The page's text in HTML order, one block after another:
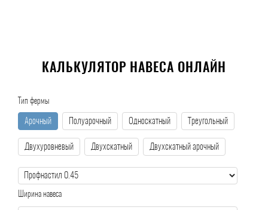
КАЛЬКУЛЯТОР НАВЕСА ОНЛАЙН
Тип фермы
Арочный Полуарочный Односкатный Треугольный
Двухуровневый Двухскатный Двухскатный арочный
Ширина навеса